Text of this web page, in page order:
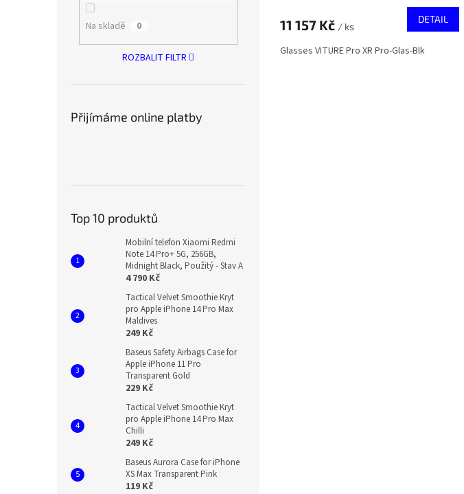
Na skladě 0
ROZBALIT FILTR
Přijímáme online platby
Top 10 produktů
Mobilní telefon Xiaomi Redmi
Note 14 Pro+ 5G, 256GB,
Midnight Black, Použitý - Stav A
4 790 Kč
Tactical Velvet Smoothie Kryt
pro Apple iPhone 14 Pro Max
Maldives
249 Kč
Baseus Safety Airbags Case for
Apple iPhone 11 Pro
Transparent Gold
229 Kč
Tactical Velvet Smoothie Kryt
pro Apple iPhone 14 Pro Max
Chilli
249 Kč
Baseus Aurora Case for iPhone
XS Max Transparent Pink
119 Kč
11 157 Kč / ks
DETAIL
Glasses VITURE Pro XR Pro-Glas-Blk